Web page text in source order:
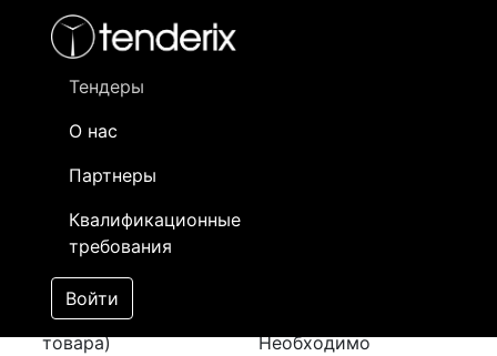
Тендеры
О нас
Партнеры
Квалификационные
требования
Войти
- активный лот
- сохраненный лот (не опубликован)
Закупка: Масло
гидравлическое
[Завершен]
Лот №:693
АУКЦИОН (покупка
товара)
Необходимо